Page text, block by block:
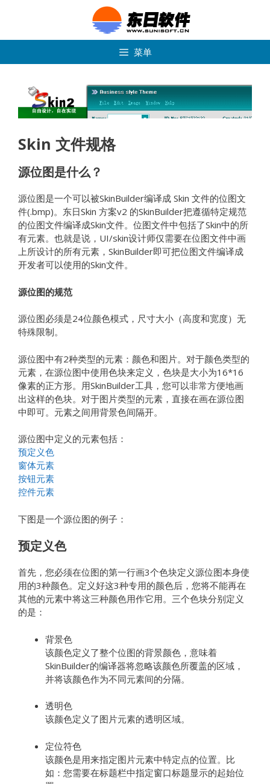
菜单
Skin 文件规格
源位图是什么？
源位图是一个可以被SkinBuilder编译成 Skin 文件的位图文
件(.bmp)。东日Skin 方案v2 的SkinBuilder把遵循特定规范
的位图文件编译成Skin文件。位图文件中包括了Skin中的所
有元素。也就是说，UI/skin设计师仅需要在位图文件中画
上所设计的所有元素，SkinBuilder即可把位图文件编译成
开发者可以使用的Skin文件。
源位图的规范
源位图必须是24位颜色模式，尺寸大小（高度和宽度）无
特殊限制。
源位图中有2种类型的元素：颜色和图片。对于颜色类型的
元素，在源位图中使用色块来定义，色块是大小为16*16
像素的正方形。用SkinBuilder工具，您可以非常方便地画
出这样的色块。对于图片类型的元素，直接在画在源位图
中即可。元素之间用背景色间隔开。
源位图中定义的元素包括：
预定义色
窗体元素
按钮元素
控件元素
下图是一个源位图的例子：
预定义色
首先，您必须在位图的第一行画3个色块定义源位图本身使
用的3种颜色。定义好这3种专用的颜色后，您将不能再在
其他的元素中将这三种颜色用作它用。三个色块分别定义
的是：
背景色
该颜色定义了整个位图的背景颜色，意味着
SkinBuilder的编译器将忽略该颜色所覆盖的区域，
并将该颜色作为不同元素间的分隔。
透明色
该颜色定义了图片元素的透明区域。
定位符色
该颜色是用来指定图片元素中特定点的位置。比
如：您需要在标题栏中指定窗口标题显示的起始位